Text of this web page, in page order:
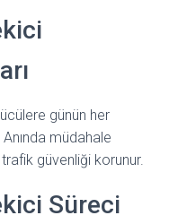
günün her
müdahale
güvenliği korunur.
Süreci